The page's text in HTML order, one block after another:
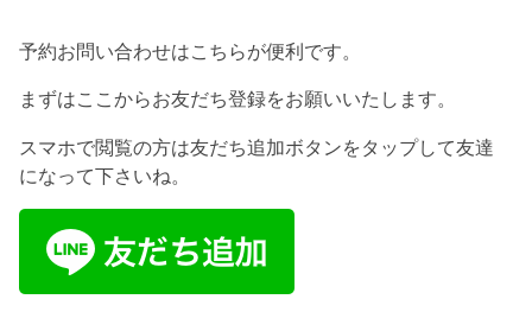
予約お問い合わせはこちらが便利です。
まずはここからお友だち登録をお願いいたします。
スマホで閲覧の方は友だち追加ボタンをタップして友達
になって下さいね。